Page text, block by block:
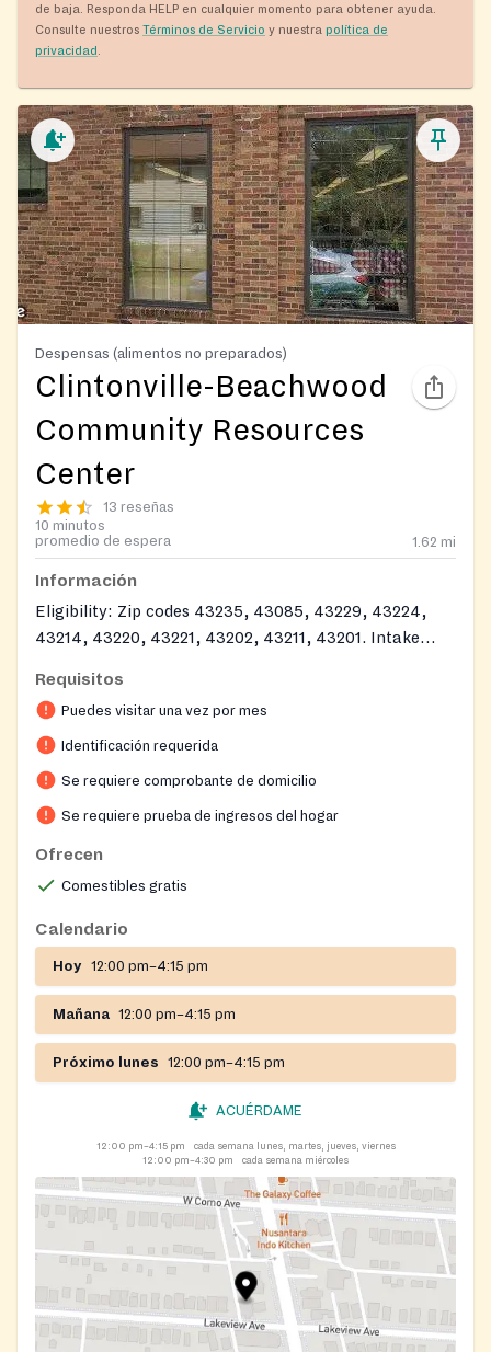
de baja. Responda HELP en cualquier momento para obtener ayuda.
Consulte nuestros Términos de Servicio y nuestra política de
privacidad
Despensas (alimentos no preparados)
Clintonville-Beachwood
Community Resources
Center
13 reseñas
10 minutos
promedio de espera
1.62 mi
Información
Eligibility: Zip codes 43235, 43085, 43229, 43224,
43214, 43220, 43221, 43202, 43211, 43201. Intake
income and address. Clients can receive one full
grocery shop per month, or access produce
distributions weekly.
Requisitos
Puedes visitar una vez por mes
Identificación requerida
Se requiere comprobante de domicilio
Se requiere prueba de ingresos del hogar
Ofrecen
Comestibles gratis
Calendario
Hoy 12:00 pm–4:15 pm
Mañana 12:00 pm–4:15 pm
Próximo lunes 12:00 pm–4:15 pm
ACUÉRDAME
12:00 pm–4:15 pm
cada semana lunes, martes, jueves, viernes
12:00 pm–4:30 pm
cada semana miércoles